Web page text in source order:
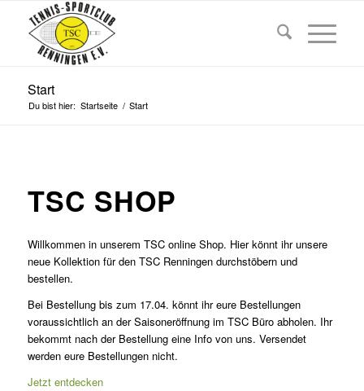
Start
Du bist hier: Startseite / Start
TSC SHOP
Willkommen in unserem TSC online Shop. Hier könnt ihr unsere
neue Kollektion für den TSC Renningen durchstöbern und
bestellen.
Bei Bestellung bis zum 17.04. könnt ihr eure Bestellungen
voraussichtlich an der Saisoneröffnung im TSC Büro abholen. Ihr
bekommt nach der Bestellung eine Info von uns. Versendet
werden eure Bestellungen nicht.
Jetzt entdecken